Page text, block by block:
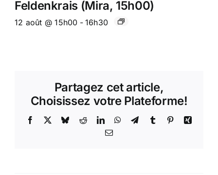
Feldenkrais (Mira, 15h00)
12 août @ 15h00 - 16h30
Partagez cet article,
Choisissez votre Plateforme!
Facebook BlueskyRedditLinkedInWhatsApp
TelegramTumblr PinterestXing
Email